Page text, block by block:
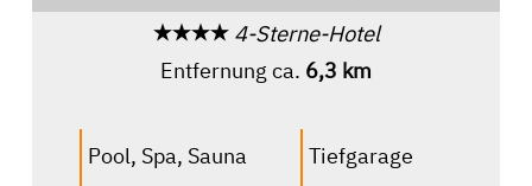
4-Sterne-Hotel
Entfernung ca. 6,3 km
Pool, Spa, Sauna
Tiefgarage